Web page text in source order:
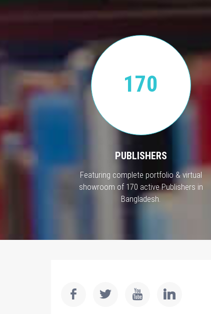
170
PUBLISHERS
Featuring complete portfolio & virtual
showroom of 170 active Publishers in
Bangladesh.